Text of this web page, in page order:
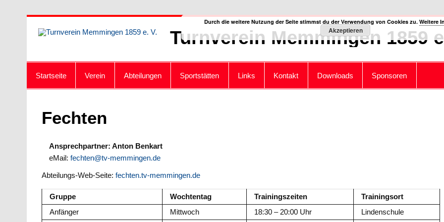
Turnverein Memmingen 1859
Startseite Verein Abteilungen Sportstätten Links Kontakt Downloads Sponsoren
Fechten
Ansprechpartner: Anton Benkart
eMail:fechten@tv-memmingen.de
Abteilungs-Web-Seite:fechten.tv-memmingen.de
Gruppe Wochtentag Trainingszeiten
Trainingsort
Anfänger
Mittwoch 18:30 – 20:00 Uhr
Lindenschule
Durch die weitere Nutzung der Seite stimmst du der Verwendung von Cookies zu. Weitere
Akzeptieren